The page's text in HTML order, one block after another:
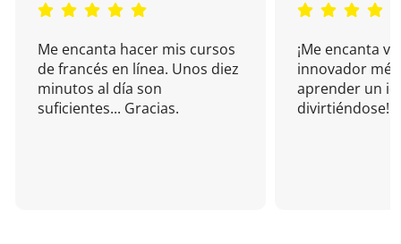
Me encanta hacer mis cursos
de francés en línea. Unos diez
minutos al día son
suficientes... Gracias.
¡Me encanta
innovador
aprender un
divirtiéndose!